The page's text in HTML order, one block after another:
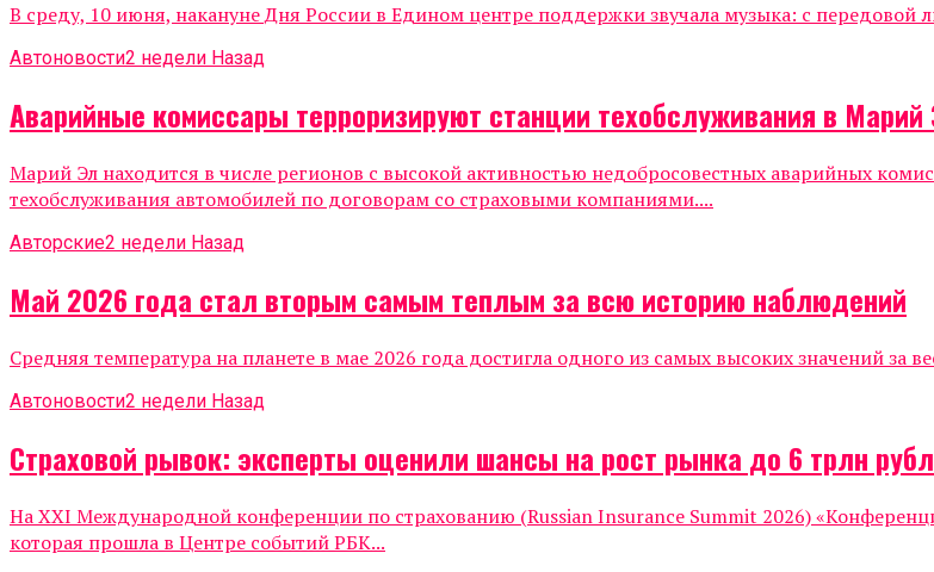
В среду, 10 июня, накануне Дня России в Едином центре поддержки звучала музыка: с передовой
Автоновости2 недели Назад
Аварийные комиссары терроризируют станции техобслуживания в Марий
Марий Эл находится в числе регионов с высокой активностью недобросовестных аварийных
техобслуживания автомобилей по договорам со страховыми компаниями....
Авторские2 недели Назад
Май 2026 года стал вторым самым теплым за всю историю наблюдений
Средняя температура на планете в мае 2026 года достигла одного из самых высоких значений за
Автоновости2 недели Назад
Страховой рывок: эксперты оценили шансы на рост рынка до 6 трлн
На XXI Международной конференции по страхованию (Russian Insurance Summit 2026)
которая прошла в Центре событий РБК...